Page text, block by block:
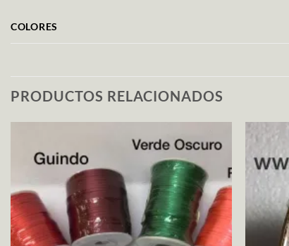
COLORES
PRODUCTOS RELACIONADOS